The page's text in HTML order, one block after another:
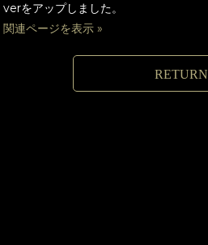
verをアップしました。
関連ページを表示 »
RETURN